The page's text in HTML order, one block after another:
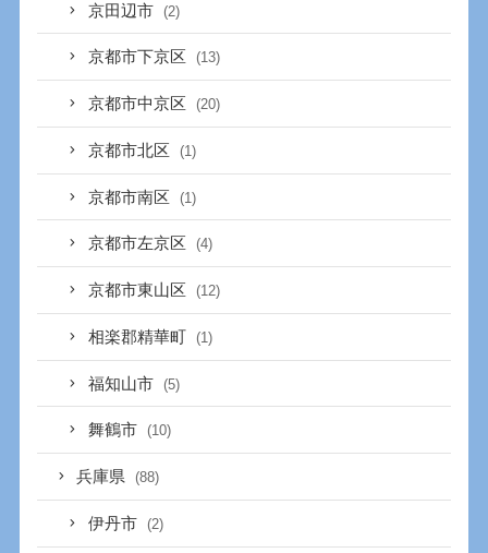
京田辺市 (2)
京都市下京区 (13)
京都市中京区 (20)
京都市北区 (1)
京都市南区 (1)
京都市左京区 (4)
京都市東山区 (12)
相楽郡精華町 (1)
福知山市 (5)
舞鶴市 (10)
兵庫県 (88)
伊丹市 (2)